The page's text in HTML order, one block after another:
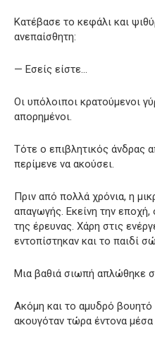
Κατέβασε το κεφάλι και
ανεπαίσθητη:
— Εσείς είστε…
Οι υπόλοιποι κρατούμενοι
απορημένοι.
Τότε ο επιβλητικός άνδρας
περίμενε να ακούσει.
Πριν από πολλά χρόνια, η
απαγωγής. Εκείνη την
της έρευνας. Χάρη στις
εντοπίστηκαν και το παιδί
Μια βαθιά σιωπή απλώθηκε
Ακόμη και το αμυδρό
ακουγόταν τώρα έντονα